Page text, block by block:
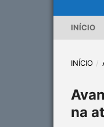
INÍCIO
INÍCIO /
na